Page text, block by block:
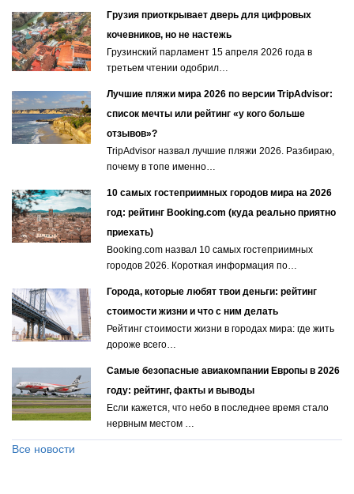
Грузия приоткрывает дверь для цифровых
кочевников, но не настежь
Грузинский парламент 15 апреля 2026 года в
третьем чтении одобрил…
Лучшие пляжи мира 2026 по версии TripAdvisor:
список мечты или рейтинг «у кого больше
отзывов»?
TripAdvisor назвал лучшие пляжи 2026. Разбираю,
почему в топе именно…
10 самых гостеприимных городов мира на 2026
год: рейтинг Booking.com (куда реально приятно
приехать)
Booking.com назвал 10 самых гостеприимных
городов 2026. Короткая информация по…
Города, которые любят твои деньги: рейтинг
стоимости жизни и что с ним делать
Рейтинг стоимости жизни в городах мира: где жить
дороже всего…
Самые безопасные авиакомпании Европы в 2026
году: рейтинг, факты и выводы
Если кажется, что небо в последнее время стало
нервным местом …
Все новости